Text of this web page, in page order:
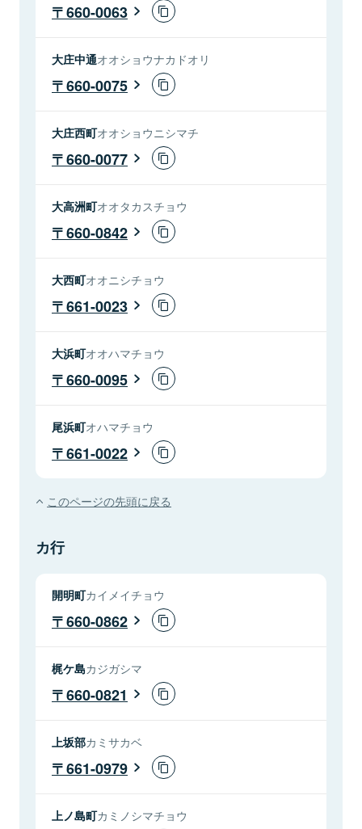
660-0063
大庄中通オオショウナカドオリ
660-0075
大庄西町オオショウニシマチ
660-0077
大高洲町オオタカスチョウ
660-0842
大西町オオニシチョウ
661-0023
大浜町オオハマチョウ
660-0095
尾浜町オハマチョウ
661-0022
このページの先頭に戻る
カ行
開明町カイメイチョウ
660-0862
梶ケ島カジガシマ
660-0821
上坂部カミサカベ
661-0979
上ノ島町カミノシマチョウ